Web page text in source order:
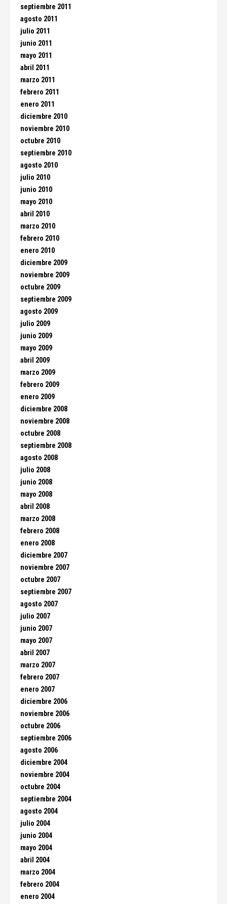
septiembre 2011
agosto 2011
julio 2011
junio 2011
mayo 2011
abril 2011
marzo 2011
febrero 2011
enero 2011
diciembre 2010
noviembre 2010
octubre 2010
septiembre 2010
agosto 2010
julio 2010
junio 2010
mayo 2010
abril 2010
marzo 2010
febrero 2010
enero 2010
diciembre 2009
noviembre 2009
octubre 2009
septiembre 2009
agosto 2009
julio 2009
junio 2009
mayo 2009
abril 2009
marzo 2009
febrero 2009
enero 2009
diciembre 2008
noviembre 2008
octubre 2008
septiembre 2008
agosto 2008
julio 2008
junio 2008
mayo 2008
abril 2008
marzo 2008
febrero 2008
enero 2008
diciembre 2007
noviembre 2007
octubre 2007
septiembre 2007
agosto 2007
julio 2007
junio 2007
mayo 2007
abril 2007
marzo 2007
febrero 2007
enero 2007
diciembre 2006
noviembre 2006
octubre 2006
septiembre 2006
agosto 2006
diciembre 2004
noviembre 2004
octubre 2004
septiembre 2004
agosto 2004
julio 2004
junio 2004
mayo 2004
abril 2004
marzo 2004
febrero 2004
enero 2004